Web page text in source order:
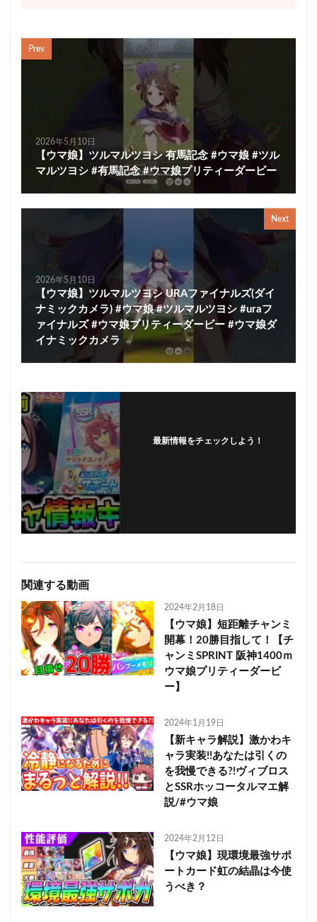
Prev
2026年5月10日
【ウマ娘】ツルマルツヨシ 有馬記念 #ウマ娘 #ツル
マルツヨシ #有馬記念 #ウマ娘プリティーダービー
Next
2026年5月10日
【ウマ娘】ツルマルツヨシ URAファイナルズ(ダイ
ナミックカメラ) #ウマ娘 #ツルマルツヨシ #uraフ
ァイナルズ #ウマ娘プリティーダービー #ウマ娘ダ
イナミックカメラ
最新情報をチェックしよう！
関連する動画
2024年2月18日
【ウマ娘】短距離チャンミ
開幕！20勝目指して！【チ
ャンミSPRINT 阪神1400ｍ
ウマ娘プリティーダービ
ー】
2024年1月19日
【新キャラ解説】激かわキ
ャラ実装!!あなたは引くの
を我慢できる?!ヴィブロス
とSSRホッコータルマエ解
説/#ウマ娘
2024年2月12日
【ウマ娘】現環境最強サポ
ートカード虹の結晶は今使
うべき？